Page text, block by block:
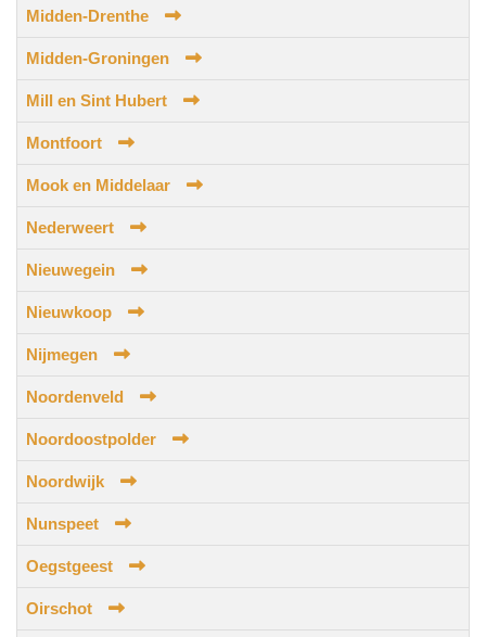
Midden-Drenthe
Midden-Groningen
Mill en Sint Hubert
Montfoort
Mook en Middelaar
Nederweert
Nieuwegein
Nieuwkoop
Nijmegen
Noordenveld
Noordoostpolder
Noordwijk
Nunspeet
Oegstgeest
Oirschot